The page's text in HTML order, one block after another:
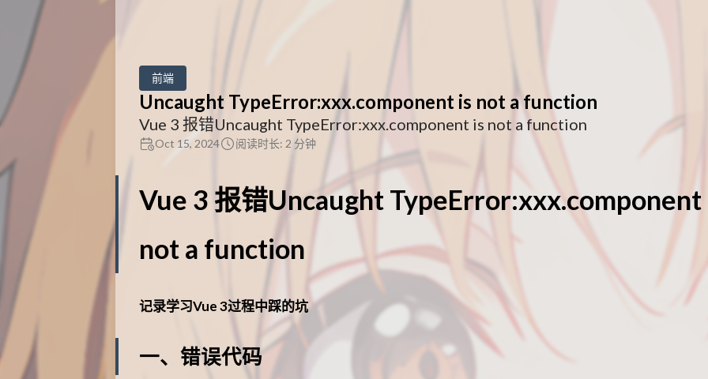
前端
Uncaught TypeError:xxx.component is not a function
Vue 3 报错Uncaught TypeError:xxx.component is not a function
Oct 15, 2024 阅读时长: 2 分钟
Vue 3 报错Uncaught TypeError:xxx.component
not a function
记录学习Vue 3过程中踩的坑
一、错误代码